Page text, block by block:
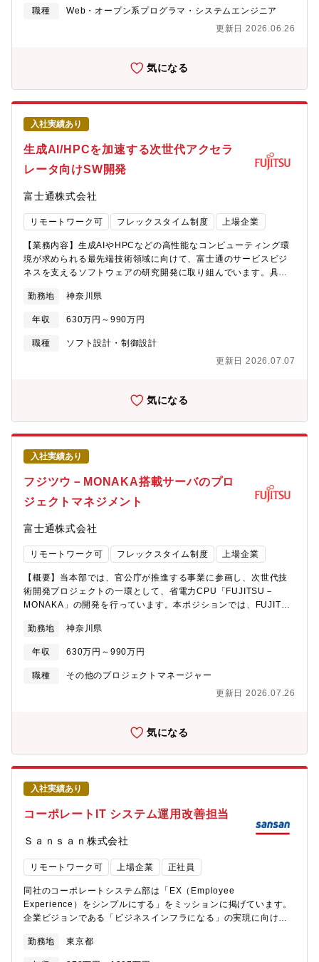
ミッション】■情報管理・セキュリティソリューション統括室海外
含めた三菱電機グループの情報セキュリティの強化を企画・牽引■
に起因するサイバーセキュリティ事故を未然に防ぐとともに、サ
ただく案件や業務状況によっては、出社頻度を高めていただく可
自ら企画推進し、能動的に職務遂行をいただくことが可能■同社に
は多様な事業があるので業界の中でも引けを取らないほどのサイ
バー攻撃が発生しておりますので、常に最新のセキュリティ技術
動向に対応する必要があり、スキル向上の機会が多い■海外業務も
あり、経験すれば業界においても非常に強い人材へと成長できる
【同社及び製品・サービスの強み】■IT・DXの活用による社内業
務プロセス改革1300億円を投資し、1900億円の費用削減効果を
見込む■AI・生成AIの活用に向けた各種改革の推進業務効率2倍に
向け、1000以上のアイディアに基づく60の業務改革プロジェクト
を開始■グローバルに多様な展開する三菱電機グループのサイバー
ンシデント対応については様々なケースが対応でき、経験やスキ
外部団体とのつながり多く、横のつながりを広げることができる
ョンではなく、サーバとしてどのような機能・管理・制御が求め
主なミッションとなります。【具体的な業務内容】・サーバ製品
管理単位、制御対象、機能の役割分担の考え方・製品として提供
すべき機能範囲・前提条件の整理・要求仕様書・製品仕様書への
要求項目の定義・記載内容整理・サーバとして必要な制御機能・
監視機能に関する上位要求の整理・運用・保守・拡張性の観点を
踏まえた要求レベル・要求粒度の検討・開発部隊・設計チームか
らのフィードバックを踏まえた要求仕様の調整・更新・サーバ管
理・制御・監視に関する技術動向・業界動向の継続的な把握（標
準化動向、管理アーキテクチャ、運用トレンドなど）・新たな技
術や考え方を踏まえた要求仕様レベルでの反映検討・次機種を見
やミッション】本ポジションでは、FUJITSU?MONAKA を搭載し
たサーバ製品において、論理構成・制御・監視といった機能面に
関する「上位の要求仕様」を定義することをミッションとしてい
割ではなく、サーバ製品として・どのような機能・管理・制御が
求められるのか・どこまでを製品として提供すべきか・運用性・
拡張性・将来性の観点で何を重視すべきかといった点を整理し、
製品要求・機能要求として明文化する役割を担っていただきま
ら、サーバの論理構成、制御・監視の考え方について抽象度の高
が求められます。詳細な制御ロジックや設計方法については、専
門チームが検討・実装を行います。また、設計・開発チームから
う橋渡しを行う役割も重要なミッションです。本ポジションは、
います。【仕事の魅力・やりがい】・製品の価値を“要求仕様”とい
た“使われ方”を起点に製品を考えられるハードウェア単体ではな
く、運用・管理・保守・拡張といった観点からサーバとしてのあ
るべき姿を機能要求として描くことが求められます。実際のデー
タセンターやシステム運用を意識しながら、実用性と将来性を両
立した製品定義に関われる点が魅力です。・技術動向を製品要求
に反映する役割管理・制御・監視に関する技術動向や業界トレン
ドを把握し、それらをそのまま適用するのではなく、自社製品と
して何を要求すべきかに落とし込むことが本ポジションの価値で
す。・設計・開発チームと製品をつなぐ重要なハブ役要求仕様の
背景や意図を設計・開発チームに伝え、実装内容との乖離を防
説明できる立場だからこそ、開発議論にプロダクト視点で関われ
発本部【組織としてのミッション】持続可能なデジタル社会を実
現すべく、世界トップのテクノロジー開発に挑戦し、新たなテク
職種
Web・オープン系プログラマ・システムエンジニア
更新日 2026.06.26
気になる
入社実績あり
生成AI/HPCを加速する次世代アクセラ
レータ向けSW開発
富士通株式会社
リモートワーク可 フレックスタイム制度 上場企業
【業務内容】生成AIやHPCなどの高性能なコンピューティング環
境が求められる最先端技術領域に向けて、富士通のサービスビジ
ネスを支えるソフトウェアの研究開発に取り組んでいます。具体
ズ」とアクセラレータを組み合わせた次世代コンピュータシステ
ム向けに、それらを活用して高性能かつ高効率を達成する新規技
術の研究開発、およびNPU向けのソフトウェア開発を行っていま
す。開発成果はオープンソースソフトウェア（OSS）として公開
に、お客様への新たな価値提供を図ります。また、公募事業にお
およびスーパーコンピュータ「富岳」の後継機となる次世代計算
基盤「富岳NEXT」の基本設計に参画しています。【業務内容
例】・生成AI/HPC向けにCPUとアクセラレータの連携技術に関す
る調査研究 －先行研究の調査検証 －新規技術の検討と開発・
NPU向けソフトウェア開発 －OS、ドライバ、コンパイラ、数
学/通信ライブラリ、プロファイラ/デバッガの開発 －AI向けフレ
ームワーク（PyTorch、TensorFlow、vLLMなど）の最適化【期
待する役割やミッション】本ポジションでは、生成AIやHPC向け
にCPU「FUJITSU-MONAKAシリーズ」とGPGPUやNPUといっ
システムの実現に向け、社内外の関係者と連携・調整を行いなが
ら、企画・開発を推進していただきます。■次世代ソフトウェア技
術の研究開発: ・CPUとアクセラレータを組み合わせて活用する
ソフトウェア（OS、ドライバ、コンパイラ、数学/通信ライブラ
リ、プロファイラ/デバッガ）の研究開発 ・PyTorch,
TensorFlow, vLLMなどのAI向けフレームワークの最適化と機能拡
張■オープンイノベーション推進: ・開発成果をオープンソース
コシステムの拡充と技術コミュニティへの貢献【仕事の魅力・や
共に、富士通のパーパス実現と新たなマーケットの創出に取り組
めます。特に、HPCだけでなく、生成AIをはじめとしたAIをター
知見、ハードウェア部隊と一体となったコデザイン開発が経験で
景】生成AIやHPCといった最先端技術領域において、当本部で開
セラレータを組み合わせた次世代コンピュータシステム向けの新
規技術の研究開発、およびNPU向けのソフトウェア開発を推進し
ています。この重要な取り組みを加速させるため人材を募集して
してのミッション】富岳NEXT向けプロセッサシステムおよび次世
た先端ソフトウェアの開発・提供。【会社の魅力】■働き方につい
て ・全社で年間80％以上の在宅勤務活用率。 ・コアタイム無しの
フレックスタイム制、子育て、介護、私用問わず私生活に合わせ
た働き方が実現可能。 ・サテライトオフィスは1,900拠点で場所
勤務地 神奈川県
年収 630万円～990万円
職種
ソフト設計・制御設計
更新日 2026.07.07
気になる
入社実績あり
フジツウ－MONAKA搭載サーバのプロ
ジェクトマネジメント
富士通株式会社
リモートワーク可 フレックスタイム制度 上場企業
【概要】当本部では、官公庁が推進する事業に参画し、次世代技
術開発プロジェクトの一環として、省電力CPU「FUJITSU－
MONAKA」の開発を行っています。本ポジションでは、FUJITSU
発において、サーバ開発プロジェクト全体を対象とするプロジェ
クトマネジメントチームの実務担当として、リーダおよびサブリ
ーダのもとで、工程・リスク・開発課題の管理と推進を中心とし
た実務を担っていただく役割です。本ポジションでは、日々の開
として活躍いただきます。【具体的な業務内容】・開発工程（設
スク・マイルストーンの管理、進捗遅延の早期把握・開発中に発
生する技術的・日程的リスクの洗い出し、整理、管理・開発課題
の登録・更新・対応状況のトラッキング・関係部署と連携した課
題解決に向けた調整・フォロー・課題・リスクの影響範囲や優先
度整理、必要に応じたエスカレーション・工程移行判定会（フェ
ーズ移行判定）の準備および運営・リーダ／サブリーダと連携し
た判定資料（進捗・課題・リスク）の作成・判定結果に基づくア
クション整理、次工程に向けたフォローアップ【個人に期待する
役割やミッション】プロジェクトマネジメントチームの実務担当
として、工程・リスク・開発課題を具体的に管理・推進し、プロ
ジェクトを前に進めることをミッションとしています。特に、各
開発フェーズにおける工程移行判定会を主体的に推進し、次工程
へ進めるための条件整理や論点整理を行い、判定可能な状態を作
ることが重要な役割です。進捗・課題・リスクを整理したうえ
で、関係者の認識を揃え、必要な対応を着実に前に進めていくこ
を進めますが、日常的な工程管理や課題対応については自ら考
勤務地 神奈川県
年収 630万円～990万円
職種
その他のプロジェクトマネージャー
更新日 2026.07.26
気になる
入社実績あり
コーポレートIT システム運用改善担当
Ｓａｎｓａｎ株式会社
リモートワーク可 上場企業 正社員
同社のコーポレートシステム部は「EX（Employee
Experience）をシンプルにする」をミッションに掲げています。
企業ビジョンである「ビジネスインフラになる」の実現に向けて
や業務体験を提供することを目指しています。【職務内容】経験
や志向に応じて、以下のいずれかまたは複数領域を中心に担当し
勤務地 東京都